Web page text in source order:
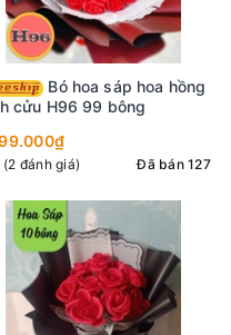
cửu H96 99 bông
(2 đánh giá) Đã bán 127